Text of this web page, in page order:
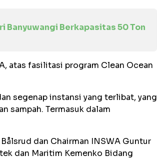
Banyuwangi Berkapasitas 50 Ton
atas fasilitasi program Clean Ocean
segenap instansi yang terlibat, yang
sampah. Termasuk dalam
dan Chairman INSWA Guntur
dan Maritim Kemenko Bidang